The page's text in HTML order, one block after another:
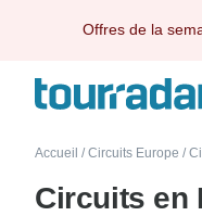
Offres de la
Accueil / Circuits Europe /
Circuits en